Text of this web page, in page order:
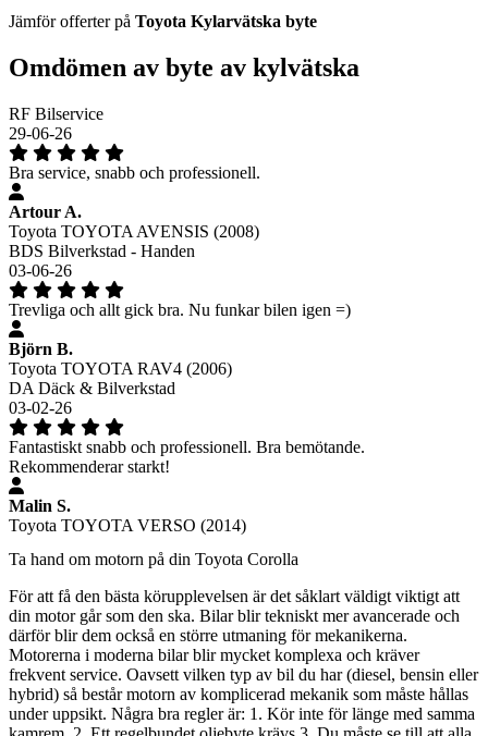
Jämför offerter på Toyota Kylarvätska byte
Omdömen av byte av kylvätska
RF Bilservice
29-06-26
Bra service, snabb och professionell.
Artour A.
Toyota TOYOTA AVENSIS (2008)
BDS Bilverkstad - Handen
03-06-26
Trevliga och allt gick bra. Nu funkar bilen igen =)
Björn B.
Toyota TOYOTA RAV4 (2006)
DA Däck & Bilverkstad
03-02-26
Fantastiskt snabb och professionell. Bra bemötande.
Rekommenderar starkt!
Malin S.
Toyota TOYOTA VERSO (2014)
Ta hand om motorn på din Toyota Corolla
För att få den bästa körupplevelsen är det såklart väldigt viktigt att
din motor går som den ska. Bilar blir tekniskt mer avancerade och
därför blir dem också en större utmaning för mekanikerna.
Motorerna i moderna bilar blir mycket komplexa och kräver
frekvent service. Oavsett vilken typ av bil du har (diesel, bensin eller
hybrid) så består motorn av komplicerad mekanik som måste hållas
under uppsikt. Några bra regler är: 1. Kör inte för länge med samma